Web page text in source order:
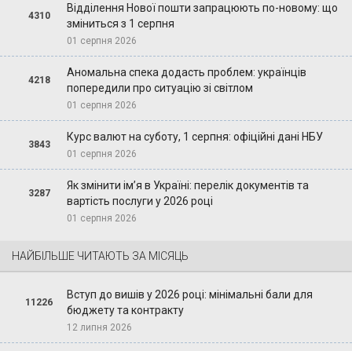
4310
Відділення Нової пошти запрацюють по-новому: що
зміниться з 1 серпня
01 серпня 2026
4218
Аномальна спека додасть проблем: українців
попередили про ситуацію зі світлом
01 серпня 2026
3843
Курс валют на суботу, 1 серпня: офіційні дані НБУ
01 серпня 2026
3287
Як змінити ім’я в Україні: перелік документів та
вартість послуги у 2026 році
01 серпня 2026
НАЙБІЛЬШЕ ЧИТАЮТЬ ЗА МІСЯЦЬ
11226
Вступ до вишів у 2026 році: мінімальні бали для
бюджету та контракту
12 липня 2026